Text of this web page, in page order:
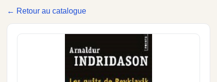
← Retour au catalogue